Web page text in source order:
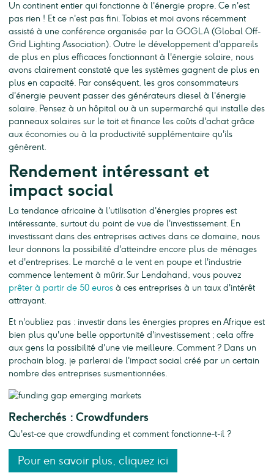
Un continent entier qui fonctionne à l'énergie propre. Ce n'est
pas rien ! Et ce n'est pas fini. Tobias et moi avons récemment
assisté à une conférence organisée par la GOGLA (Global Off-
Grid Lighting Association). Outre le développement d'appareils
de plus en plus efficaces fonctionnant à l'énergie solaire, nous
avons clairement constaté que les systèmes gagnent de plus en
plus en capacité. Par conséquent, les gros consommateurs
d'énergie peuvent passer des générateurs diesel à l'énergie
solaire. Pensez à un hôpital ou à un supermarché qui installe des
panneaux solaires sur le toit et finance les coûts d'achat grâce
aux économies ou à la productivité supplémentaire qu'ils
génèrent.
Rendement intéressant et
impact social
La tendance africaine à l'utilisation d'énergies propres est
intéressante, surtout du point de vue de l'investissement. En
investissant dans des entreprises actives dans ce domaine, nous
leur donnons la possibilité d'atteindre encore plus de ménages
et d'entreprises. Le marché a le vent en poupe et l'industrie
commence lentement à mûrir. Sur Lendahand, vous pouvez
prêter à partir de 50 euros à ces entreprises à un taux d'intérêt
attrayant.
Et n'oubliez pas : investir dans les énergies propres en Afrique est
bien plus qu'une belle opportunité d'investissement ; cela offre
aux gens la possibilité d'une vie meilleure. Comment ? Dans un
prochain blog, je parlerai de l'impact social créé par un certain
nombre des entreprises susmentionnées.
Recherchés : Crowdfunders
Qu'est-ce que crowdfunding et comment fonctionne-t-il ?
Pour en savoir plus, cliquez ici